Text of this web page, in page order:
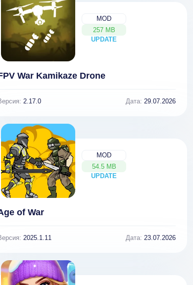
MOD
257 MB
UPDATE
NEW
War Kamikaze Drone
2.17.0 Дата: 29.07.2026
MOD
54.5 MB
UPDATE
NEW
of War
2025.1.11 Дата: 23.07.2026